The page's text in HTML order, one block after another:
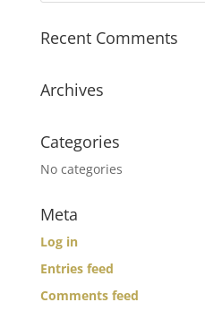
Recent Comments
Archives
Categories
No categories
Meta
Log in
Entries feed
Comments feed